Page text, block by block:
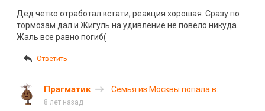
Дед четко отработал кстати, реакция хорошая. Сразу по
тормозам дал и Жигуль на удивление не повело никуда.
Жаль все равно погиб(
Ответить
Прагматик
Семья из Москвы попала в
8 лет назад